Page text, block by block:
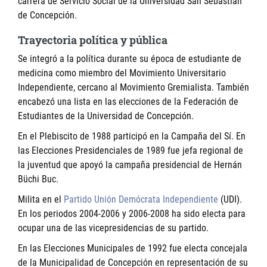
de Concepción.
Trayectoria política y pública
Se integró a la política durante su época de estudiante de
medicina como miembro del Movimiento Universitario
Independiente, cercano al Movimiento Gremialista. También
encabezó una lista en las elecciones de la Federación de
Estudiantes de la Universidad de Concepción.
En el Plebiscito de 1988 participó en la Campaña del Sí. En
las Elecciones Presidenciales de 1989 fue jefa regional de
la juventud que apoyó la campaña presidencial de Hernán
Büchi Buc.
Milita en el Partido Unión Demócrata Independiente (UDI).
En los periodos 2004-2006 y 2006-2008 ha sido electa para
ocupar una de las vicepresidencias de su partido.
En las Elecciones Municipales de 1992 fue electa concejala
de la Municipalidad de Concepción en representación de su